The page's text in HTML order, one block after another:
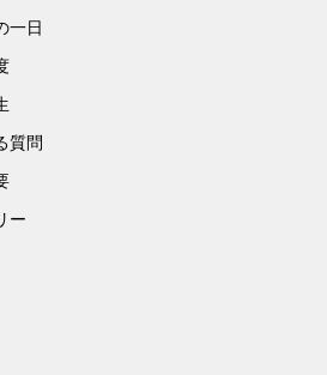
一日
質問
ー